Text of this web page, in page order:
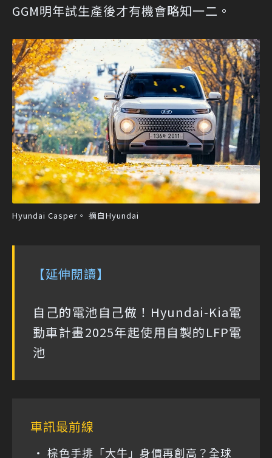
GGM明年試生產後才有機會略知一二。
Hyundai Casper。 摘自Hyundai
【延伸閱讀】
自己的電池自己做！Hyundai-Kia電
動車計畫2025年起使用自製的LFP電
池
車訊最前線
棕色手排「大牛」身價再創高？全球